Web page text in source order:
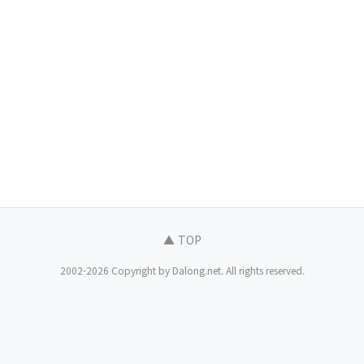
▲ TOP
2002-2026 Copyright by Dalong.net. All rights reserved.